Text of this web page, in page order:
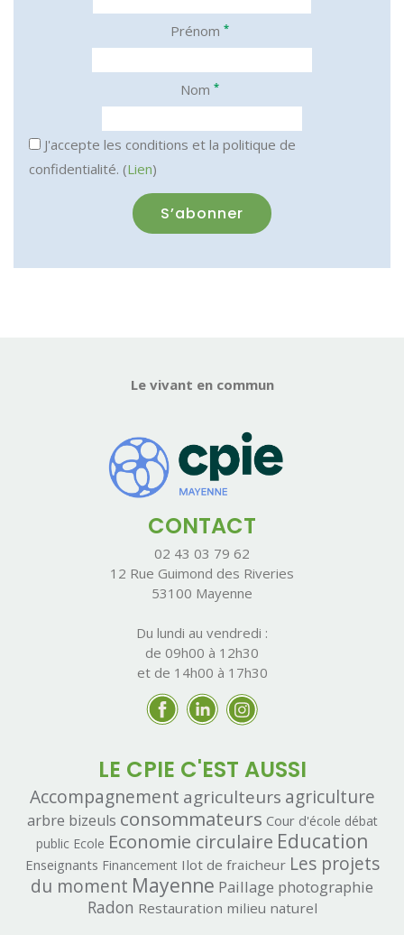
Prénom *
Nom *
J'accepte les conditions et la politique de
confidentialité. (Lien)
Le vivant en commun
CONTACT
02 43 03 79 62
12 Rue Guimond des Riveries
53100 Mayenne
Du lundi au vendredi :
de 09h00 à 12h30
et de 14h00 à 17h30
LE CPIE C'EST AUSSI
Accompagnement agriculteurs agriculture
arbre bizeuls consommateurs Cour d'école débat
public Ecole Economie circulaire Education
Enseignants Financement Ilot de fraicheur Les projets
du moment Mayenne Paillage photographie
Radon Restauration milieu naturel